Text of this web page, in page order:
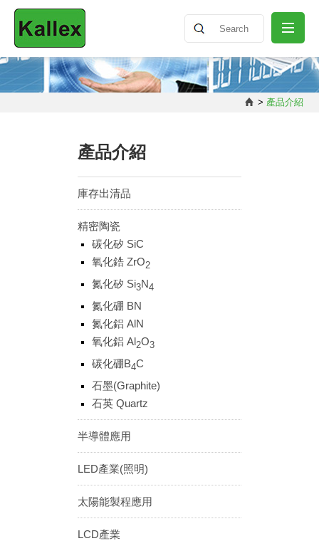
關於我們
產品介紹
聯絡我們
簡中
> 產品介紹
產品介紹
庫存出清品
精密陶瓷
碳化矽 SiC
氧化鋯 ZrO2
氮化矽 Si3N4
氮化硼 BN
氮化鋁 AlN
氧化鋁 Al2O3
碳化硼B4C
石墨(Graphite)
石英 Quartz
半導體應用
LED產業(照明)
太陽能製程應用
LCD產業